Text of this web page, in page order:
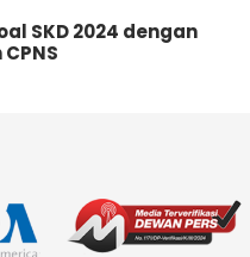
SKD 2024 dengan